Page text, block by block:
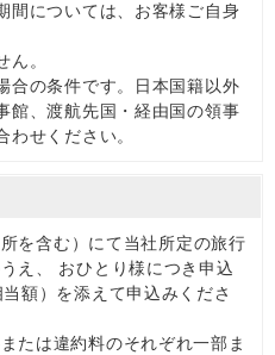
間については、お客様ご自身
ん。
合の条件です。日本国籍以外
館、渡航先国・経由国の領事
せください。
を含む）にて当社所定の旅行
え、 おひとり様につき申込
額）を添えて申込みくださ
たは違約料のそれぞれ一部ま